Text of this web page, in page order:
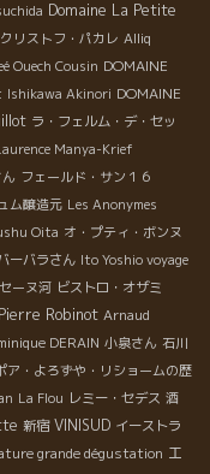
Domaine La Petite
リストフ・パカレ Alliq
Ouech Cousin DOMAINE
Ishikawa Akinori DOMAINE
ラ・フェルム・デ・セッ
Manya-Krief
フェールド・サン１６
ム醸造元 Les Anonymes
Oita オ・プティ・ボンヌ
ーバラさん Ito Yoshio voyage
ーヌ河 ビストロ・オザミ
Robinot Arnaud
DERAIN 小泉さん 石川
ア・よろずや・リショームの歴
La Flou レミー・セデス 酒
新宿 VINISUD イーストラ
grande dégustation エ